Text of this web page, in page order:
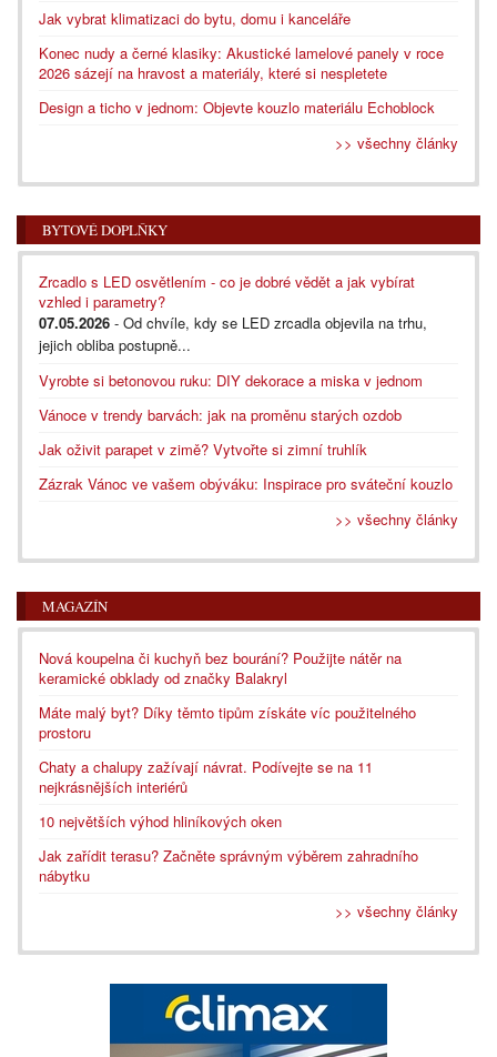
Jak vybrat klimatizaci do bytu, domu i kanceláře
Konec nudy a černé klasiky: Akustické lamelové panely v roce
2026 sázejí na hravost a materiály, které si nespletete
Design a ticho v jednom: Objevte kouzlo materiálu Echoblock
>> všechny články
BYTOVÉ DOPLŇKY
Zrcadlo s LED osvětlením - co je dobré vědět a jak vybírat
vzhled i parametry?
07.05.2026 - Od chvíle, kdy se LED zrcadla objevila na trhu,
jejich obliba postupně...
Vyrobte si betonovou ruku: DIY dekorace a miska v jednom
Vánoce v trendy barvách: jak na proměnu starých ozdob
Jak oživit parapet v zimě? Vytvořte si zimní truhlík
Zázrak Vánoc ve vašem obýváku: Inspirace pro sváteční kouzlo
>> všechny články
MAGAZÍN
Nová koupelna či kuchyň bez bourání? Použijte nátěr na
keramické obklady od značky Balakryl
Máte malý byt? Díky těmto tipům získáte víc použitelného
prostoru
Chaty a chalupy zažívají návrat. Podívejte se na 11
nejkrásnějších interiérů
10 největších výhod hliníkových oken
Jak zařídit terasu? Začněte správným výběrem zahradního
nábytku
>> všechny články